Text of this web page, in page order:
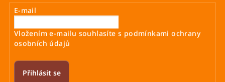
E-mail
Vložením e-mailu souhlasíte s podmínkami ochrany
osobních údajů
Přihlásit se